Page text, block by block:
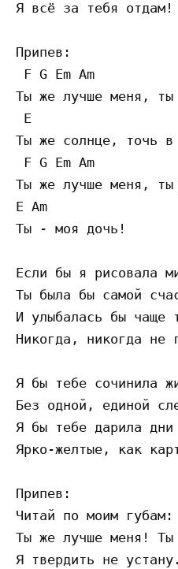
Я всё за тебя отдам!
Припев:
F G Em Am
Ты же лучше меня, ты
E
Ты же солнце, точь
F G Em Am
Ты же лучше меня, ты
E Am
Ты - моя дочь!
Если бы я рисовала
Ты была бы самой
И улыбалась бы чаще
Никогда, никогда не
Я бы тебе сочинила
Без одной, единой
Я бы тебе дарила дни
Ярко-желтые, как
Припев:
Читай по моим
Ты же лучше меня!
Я твердить не